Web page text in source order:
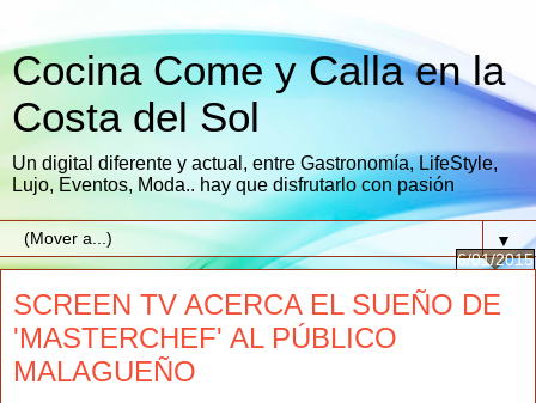
Cocina Come y Calla en la
Costa del Sol
Un digital diferente y actual, entre Gastronomía, LifeStyle,
Lujo, Eventos, Moda.. hay que disfrutarlo con pasión
▼
6/01/2015
SCREEN TV ACERCA EL SUEÑO DE
'MASTERCHEF' AL PÚBLICO
MALAGUEÑO